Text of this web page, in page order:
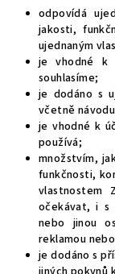
odpovídá
jakosti,
ujednaným
je vhodné k
souhlasíme;
je dodáno s
včetně
je vhodné k
používá;
množstvím,
funkčnosti,
vlastnostem
očekávat, i s
nebo jinou
reklamou
je dodáno s